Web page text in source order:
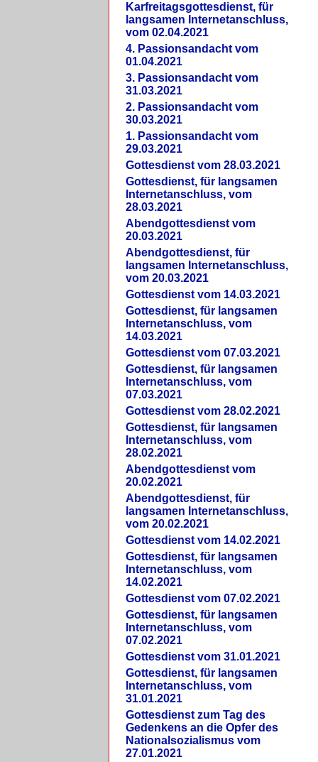
Karfreitagsgottesdienst, für
langsamen Internetanschluss,
vom 02.04.2021
4. Passionsandacht vom
01.04.2021
3. Passionsandacht vom
31.03.2021
2. Passionsandacht vom
30.03.2021
1. Passionsandacht vom
29.03.2021
Gottesdienst vom 28.03.2021
Gottesdienst, für langsamen
Internetanschluss, vom
28.03.2021
Abendgottesdienst vom
20.03.2021
Abendgottesdienst, für
langsamen Internetanschluss,
vom 20.03.2021
Gottesdienst vom 14.03.2021
Gottesdienst, für langsamen
Internetanschluss, vom
14.03.2021
Gottesdienst vom 07.03.2021
Gottesdienst, für langsamen
Internetanschluss, vom
07.03.2021
Gottesdienst vom 28.02.2021
Gottesdienst, für langsamen
Internetanschluss, vom
28.02.2021
Abendgottesdienst vom
20.02.2021
Abendgottesdienst, für
langsamen Internetanschluss,
vom 20.02.2021
Gottesdienst vom 14.02.2021
Gottesdienst, für langsamen
Internetanschluss, vom
14.02.2021
Gottesdienst vom 07.02.2021
Gottesdienst, für langsamen
Internetanschluss, vom
07.02.2021
Gottesdienst vom 31.01.2021
Gottesdienst, für langsamen
Internetanschluss, vom
31.01.2021
Gottesdienst zum Tag des
Gedenkens an die Opfer des
Nationalsozialismus vom
27.01.2021